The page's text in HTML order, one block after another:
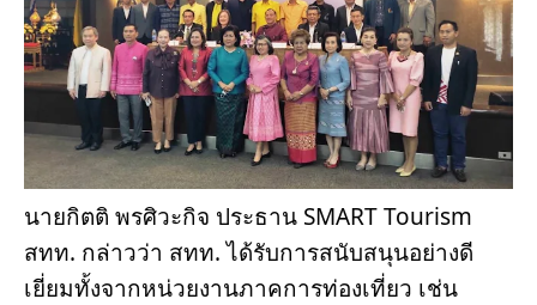
นายกิตติ พรศิวะกิจ ประธาน SMART Tourism
สทท. กล่าวว่า สทท. ได้รับการสนับสนุนอย่างดี
เยี่ยมทั้งจากหน่วยงานภาคการท่องเที่ยว เช่น